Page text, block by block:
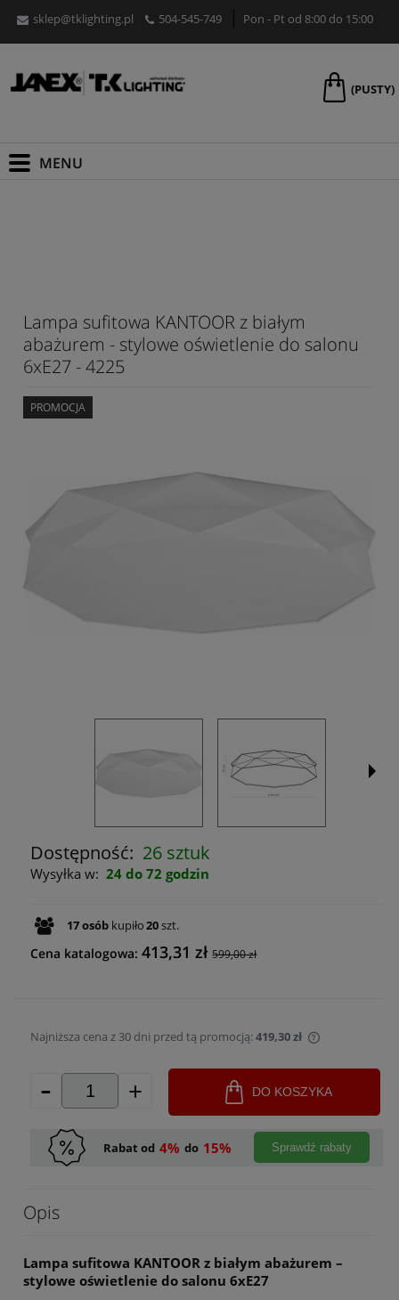
sklep@tklighting.pl 504-545-749 Pon - Pt od 8:00 do 15:00
(PUSTY)
Lampa sufitowa KANTOOR z białym
abażurem - stylowe oświetlenie do salonu
6xE27 - 4225
PROMOCJA
Dostępność: 26 sztuk
Wysyłka w: 24 do 72 godzin
17osób kupiło20szt.
Cena katalogowa:413,31 zł 599,00 zł
Najniższa cena z 30 dni przed tą promocją:419,30 zł
Jeżeli
30 dni,
sprzedaży.
- + DO KOSZYKA
Rabat od 4% do 15% Sprawdź rabaty
Opis
Lampa sufitowa KANTOOR z białym abażurem –
stylowe oświetlenie do salonu 6xE27